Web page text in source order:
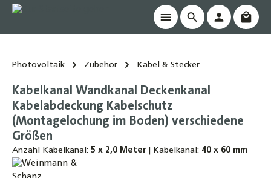
springen
Photovoltaik Zubehör Kabel & Stecker
Kabelkanal Wandkanal Deckenkanal
Kabelabdeckung Kabelschutz
(Montagelochung im Boden) verschiedene
Größen
Anzahl Kabelkanal: 5 x 2,0 Meter Kabelkanal: 40 x 60 mm